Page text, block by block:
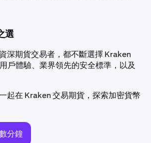
選
深期貨交易者，都不斷選擇 Kraken
體驗、業界領先的安全標準，以及
起在 Kraken 交易期貨，探索加密貨幣
分鐘